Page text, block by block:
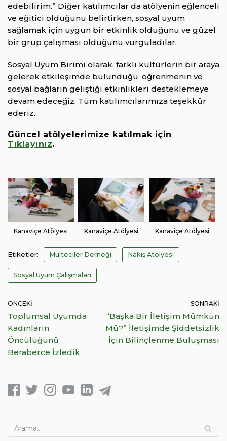
edebilirim.” Diğer katılımcılar da atölyenin eğlenceli
ve eğitici olduğunu belirtirken, sosyal uyum
sağlamak için uygun bir etkinlik olduğunu ve güzel
bir grup çalışması olduğunu vurguladılar.
Sosyal Uyum Birimi olarak, farklı kültürlerin bir araya
gelerek etkileşimde bulunduğu, öğrenmenin ve
sosyal bağların geliştiği etkinlikleri desteklemeye
devam edeceğiz. Tüm katılımcılarımıza teşekkür
ederiz.
Güncel atölyelerimize katılmak için
Tıklayınız.
Kanaviçe Atölyesi Kanaviçe Atölyesi Kanaviçe Atölyesi
Etiketler: Mülteciler Derneği Nakış Atölyesi
Sosyal Uyum Çalışmaları
ÖNCEKI
Toplumsal Uyumda
Kadınların
Öncülüğünü
Beraberce İzledik
SONRAKI
“Başka Bir İletişim Mümkün
Mü?” İletişimde Şiddetsizlik
İçin Bilinçlenme Buluşması